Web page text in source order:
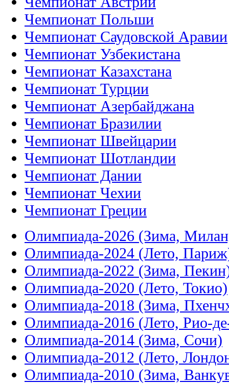
Чемпионат Польши
Чемпионат Саудовской Аравии
Чемпионат Узбекистана
Чемпионат Казахстана
Чемпионат Турции
Чемпионат Азербайджана
Чемпионат Бразилии
Чемпионат Швейцарии
Чемпионат Шотландии
Чемпионат Дании
Чемпионат Чехии
Чемпионат Греции
Олимпиада-2026 (Зима,
Олимпиада-2024 (Лето,
Олимпиада-2022 (Зима,
Олимпиада-2020 (Лето, Токио)
Олимпиада-2018 (Зима,
Олимпиада-2016 (Лето, Рио-
Олимпиада-2014 (Зима, Сочи)
Олимпиада-2012 (Лето,
Олимпиада-2010 (Зима,